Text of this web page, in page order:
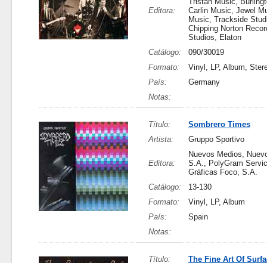
Editora:
Carlin Music, Jewel
Music, Trackside
Chipping Norton
Studios, Elaton
Catálogo:
090/30019
Formato:
Vinyl, LP, Album,
País:
Germany
Notas:
Título:
Sombrero Times
Artista:
Gruppo Sportivo
Editora:
Nuevos Medios,
S.A., PolyGram
Gráficas Foco, S.A.
Catálogo:
13-130
Formato:
Vinyl, LP, Album
País:
Spain
Notas:
Título: The Fine Art Of